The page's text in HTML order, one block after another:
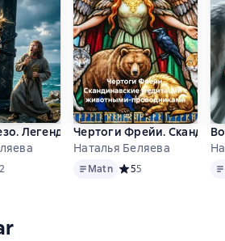
практики принятия себя
Мёд и железо. Легенда о Святой Алле Готтской
рейтинг 5 на основе 2 оценок
2
Чертоги Фрейи.
Наталья Беляева
MatnMatn Средний рейтинг 5 на
55